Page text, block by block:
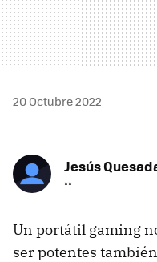
20 Octubre 2022
Jesús
**
Un portátil gaming
ser potentes